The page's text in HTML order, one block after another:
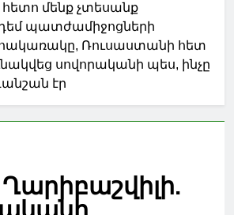
մենք չտեսանք
պատժամիջոցների
Ռուսաստանի հետ
սովորականի պես, ինչը
էր
Ղարիբաշվիլի.